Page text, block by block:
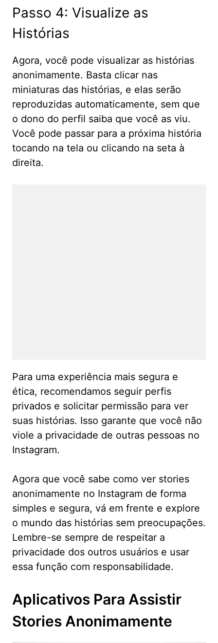
Passo 4: Visualize as
Histórias
Agora, você pode visualizar as histórias
anonimamente. Basta clicar nas
miniaturas das histórias, e elas serão
reproduzidas automaticamente, sem que
o dono do perfil saiba que você as viu.
Você pode passar para a próxima história
tocando na tela ou clicando na seta à
direita.
Para uma experiência mais segura e
ética, recomendamos seguir perfis
privados e solicitar permissão para ver
suas histórias. Isso garante que você não
viole a privacidade de outras pessoas no
Instagram.
Agora que você sabe como ver stories
anonimamente no Instagram de forma
simples e segura, vá em frente e explore
o mundo das histórias sem preocupações.
Lembre-se sempre de respeitar a
privacidade dos outros usuários e usar
essa função com responsabilidade.
Aplicativos Para Assistir
Stories Anonimamente